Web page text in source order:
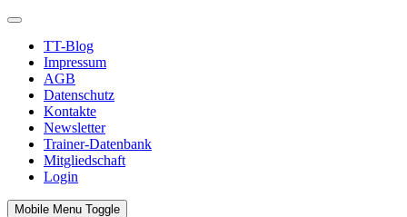
TT-Blog
Impressum
AGB
Datenschutz
Kontakte
Newsletter
Trainer-Datenbank
Mitgliedschaft
Login
Mobile Menu Toggle